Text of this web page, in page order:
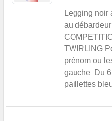
Legging noir
au
TWIRLING
prénom ou
gauche Du 6
paillettes